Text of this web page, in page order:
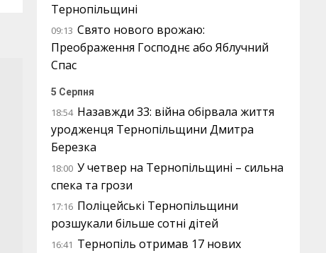
Тернопільщині
09:13 Свято нового врожаю:
Преображення Господнє або Яблучний
Спас
5 Серпня
18:54 Назавжди 33: війна обірвала життя
уродженця Тернопільщини Дмитра
Березка
18:00 У четвер на Тернопільщині – сильна
спека та грози
17:16 Поліцейські Тернопільщини
розшукали більше сотні дітей
16:41 Тернопіль отримав 17 нових